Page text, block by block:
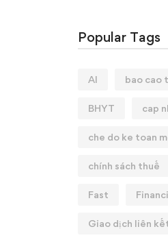
Popular Tags
AI bao cao
BHYT cap
che do ke toan
chính sách thuế
Fast
Giao dịch liên